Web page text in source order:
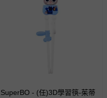
SuperBO - (任)3D學習筷-茱蒂